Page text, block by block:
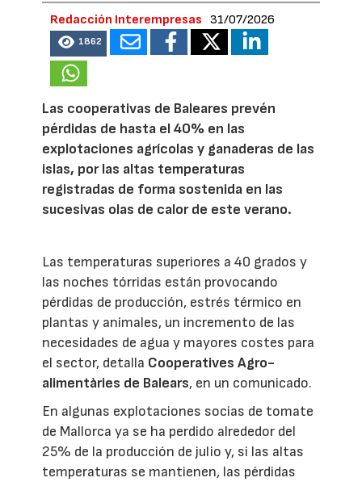
Redacción Interempresas 31/07/2026
1862
Las cooperativas de Baleares prevén
pérdidas de hasta el 40% en las
explotaciones agrícolas y ganaderas de las
islas, por las altas temperaturas
registradas de forma sostenida en las
sucesivas olas de calor de este verano.
Las temperaturas superiores a 40 grados y
las noches tórridas están provocando
pérdidas de producción, estrés térmico en
plantas y animales, un incremento de las
necesidades de agua y mayores costes para
el sector, detalla Cooperatives Agro-
alimentàries de Balears, en un comunicado.
En algunas explotaciones socias de tomate
de Mallorca ya se ha perdido alrededor del
25% de la producción de julio y, si las altas
temperaturas se mantienen, las pérdidas